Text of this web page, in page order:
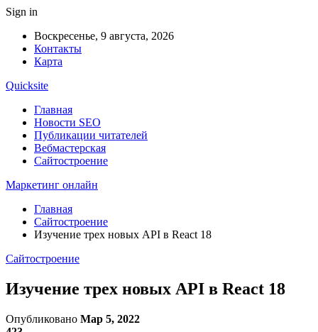
Sign in
Воскресенье, 9 августа, 2026
Контакты
Карта
Quicksite
Главная
Новости SEO
Публикации читателей
Вебмастерская
Сайтостроение
Маркетинг онлайн
Главная
Сайтостроение
Изучение трех новых API в React 18
Сайтостроение
Изучение трех новых API в React 18
Опубликовано Мар 5, 2022